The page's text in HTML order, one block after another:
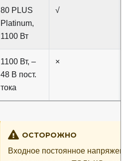
80 PLUS
Platinum,
1100 Вт
√
1100 Вт, –
48 В пост.
тока
×
ОСТОРОЖНО
Входное постоянное